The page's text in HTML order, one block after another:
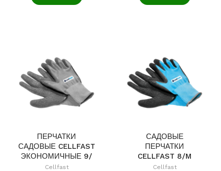
ПЕРЧАТКИ
САДОВЫЕ CELLFAST
ЭКОНОМИЧНЫЕ 9/
Cellfast
САДОВЫЕ
ПЕРЧАТКИ
CELLFAST 8/M
Cellfast